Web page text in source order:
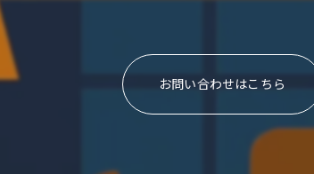
お問い合わせはこちら